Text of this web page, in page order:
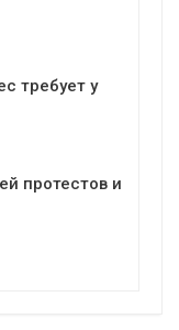
требует у
протестов и